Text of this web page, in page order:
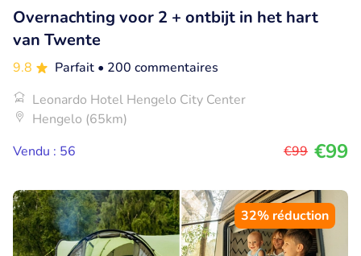
Overnachting voor 2 + ontbijt in het hart
van Twente
9.8 Parfait • 200 commentaires
Leonardo Hotel Hengelo City Center
Hengelo (65km)
Vendu : 56
€99 €99
32% réduction